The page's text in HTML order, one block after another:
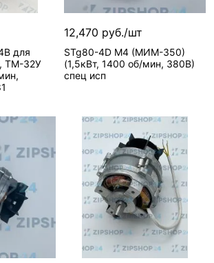
для
ТМ-32У
12,470 руб./шт
STg80-4D М4 (МИМ-350)
(1,5кВт, 1400 об/мин, 380В)
спец исп
В корзину
1 шт
Вид запчасти—
Двигатель
Артикул—STg80-4D
Реквизиты—Товары